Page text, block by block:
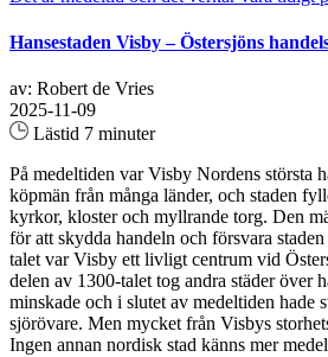
Hansestaden Visby – Östersjöns
av: Robert de Vries
2025-11-09
Lästid 7 minuter
På medeltiden var Visby Nordens största
köpmän från många länder, och staden
kyrkor, kloster och myllrande torg. Den
för att skydda handeln och försvara
talet var Visby ett livligt centrum vid
delen av 1300-talet tog andra städer över
minskade och i slutet av medeltiden hade
sjörövare. Men mycket från Visbys
Ingen annan nordisk stad känns mer